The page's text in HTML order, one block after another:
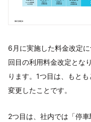
6月に実施した料金改定
回目の利用料金改定とな
ります。1つ目は、もと
変更したことです。
2つ目は、社内では「停